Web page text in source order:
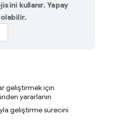
kullanır. Yapay
geliştirmek için
yararlanın
geliştirme sürecini